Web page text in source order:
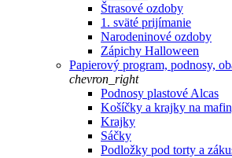
Štrasové ozdoby
1. sväté prijímanie
Narodeninové ozdoby
Zápichy Halloween
Papierový program, podnosy,
chevron_right
Podnosy plastové Alcas
Košíčky a krajky na
Krajky
Sáčky
Podložky pod torty a